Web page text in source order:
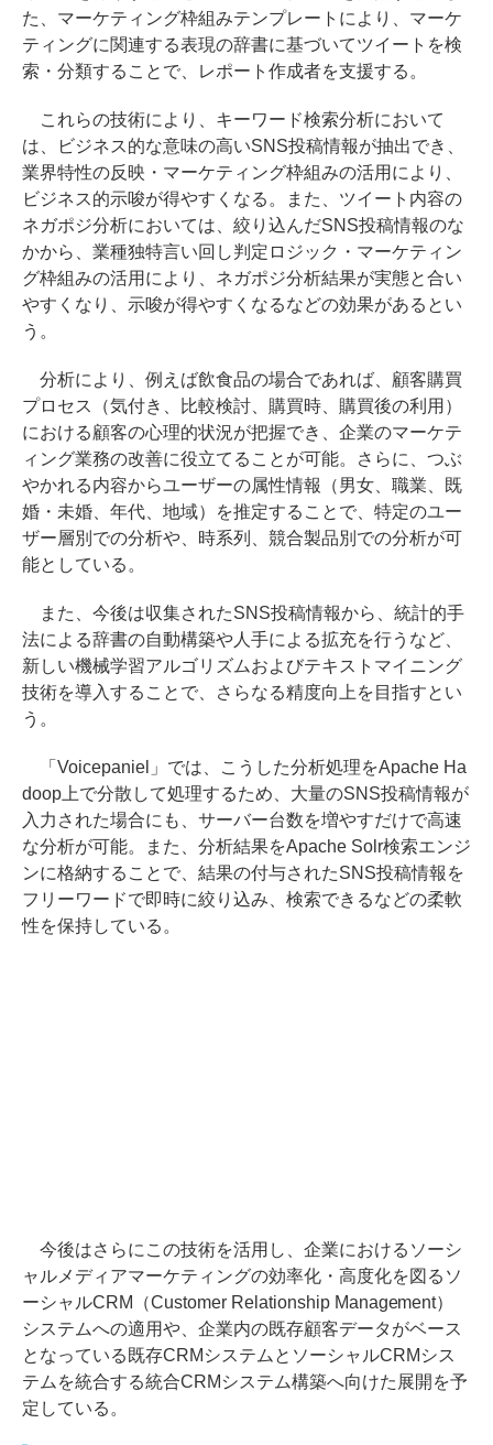
た、マーケティング枠組みテンプレートにより、マーケ
ティングに関連する表現の辞書に基づいてツイートを検
索・分類することで、レポート作成者を支援する。
これらの技術により、キーワード検索分析において
は、ビジネス的な意味の高いSNS投稿情報が抽出でき、
業界特性の反映・マーケティング枠組みの活用により、
ビジネス的示唆が得やすくなる。また、ツイート内容の
ネガポジ分析においては、絞り込んだSNS投稿情報のな
かから、業種独特言い回し判定ロジック・マーケティン
グ枠組みの活用により、ネガポジ分析結果が実態と合い
やすくなり、示唆が得やすくなるなどの効果があるとい
う。
分析により、例えば飲食品の場合であれば、顧客購買
プロセス（気付き、比較検討、購買時、購買後の利用）
における顧客の心理的状況が把握でき、企業のマーケテ
ィング業務の改善に役立てることが可能。さらに、つぶ
やかれる内容からユーザーの属性情報（男女、職業、既
婚・未婚、年代、地域）を推定することで、特定のユー
ザー層別での分析や、時系列、競合製品別での分析が可
能としている。
また、今後は収集されたSNS投稿情報から、統計的手
法による辞書の自動構築や人手による拡充を行うなど、
新しい機械学習アルゴリズムおよびテキストマイニング
技術を導入することで、さらなる精度向上を目指すとい
う。
「Voicepaniel」では、こうした分析処理をApache Ha
doop上で分散して処理するため、大量のSNS投稿情報が
入力された場合にも、サーバー台数を増やすだけで高速
な分析が可能。また、分析結果をApache Solr検索エンジ
ンに格納することで、結果の付与されたSNS投稿情報を
フリーワードで即時に絞り込み、検索できるなどの柔軟
性を保持している。
今後はさらにこの技術を活用し、企業におけるソーシ
ャルメディアマーケティングの効率化・高度化を図るソ
ーシャルCRM（Customer Relationship Management）
システムへの適用や、企業内の既存顧客データがベース
となっている既存CRMシステムとソーシャルCRMシス
テムを統合する統合CRMシステム構築へ向けた展開を予
定している。